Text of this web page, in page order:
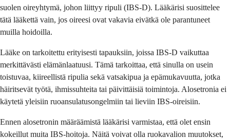
suolen oireyhtymä, johon liittyy ripuli (IBS-D). Lääkärisi suosittelee
tätä lääkettä vain, jos oireesi ovat vakavia eivätkä ole parantuneet
muilla hoidoilla.
Lääke on tarkoitettu erityisesti tapauksiin, joissa IBS-D vaikuttaa
merkittävästi elämänlaatuusi. Tämä tarkoittaa, että sinulla on usein
toistuvaa, kiireellistä ripulia sekä vatsakipua ja epämukavuutta, jotka
häiritsevät työtä, ihmissuhteita tai päivittäisiä toimintoja. Alosetronia ei
käytetä yleisiin ruoansulatusongelmiin tai lieviin IBS-oireisiin.
Ennen alosetronin määräämistä lääkärisi varmistaa, että olet ensin
kokeillut muita IBS-hoitoja. Näitä voivat olla ruokavalion muutokset,